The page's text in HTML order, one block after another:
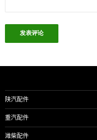
陕汽配件
重汽配件
潍柴配件